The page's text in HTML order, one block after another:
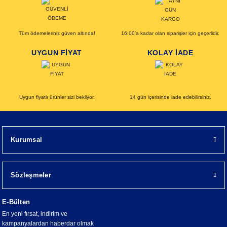
Tüm ödemeleriniz güven altında! 16:00’a kadar olan siparişler için geçerlidir.
UYGUN FİYAT
Uygun fiyatlı ürünler sizi bekliyor.
KOLAY İADE
14 gün içerisinde iade edebilirsiniz.
Kurumsal
Sözleşmeler
E-Bülten
En yeni fırsat, indirim ve
kampanyalardan haberdar olmak